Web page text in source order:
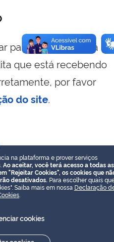
para visualizar essa
que está recebendo
por favor
do site.
na plataforma e prover serviços
Ao aceitar, você terá acesso a todas as
"Rejeitar Cookies", os cookies que
desativados. Para escolher quais
Saiba mais em nossa Declaração
cookies